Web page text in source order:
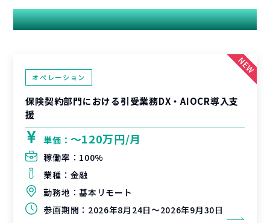
関連する案件
オペレーション
保険契約部門における引受業務DX・AIOCR導入支
援
単価： 〜120万円/月
稼働率： 100%
業種： 金融
勤務地：基本リモート
参画期間： 2026年8月24日～2026年9月30日